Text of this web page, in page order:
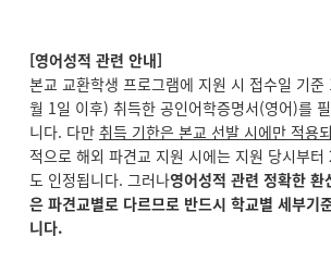
[영어성적 관련 안내]
본교 교환학생 프로그램에 지원 시 접수일 기
월 1일 이후) 취득한 공인어학증명서(영어)를
니다. 다만 취득 기한은 본교 선발 시에만 적용
적으로 해외 파견교 지원 시에는 지원 당시부
도 인정됩니다. 그러나영어성적 관련 정확한
은 파견교별로 다르므로 반드시 학교별 세부기
니다.